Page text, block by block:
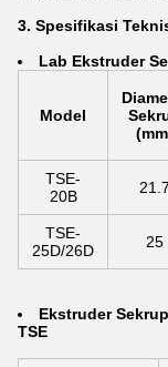
3. Spesifikasi
Lab Ekstruder
Model
TSE-
20B
21.7
TSE-
25D/26D
25
Ekstruder
TSE